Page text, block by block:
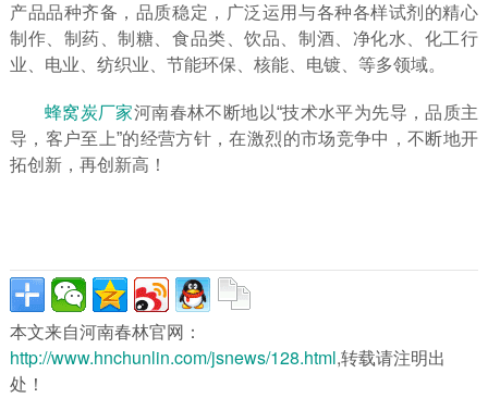
产品品种齐备，品质稳定，广泛运用与各种各样试剂的精心
制作、制药、制糖、食品类、饮品、制酒、净化水、化工行
业、电业、纺织业、节能环保、核能、电镀、等多领域。
蜂窝炭厂家河南春林不断地以“技术水平为先导，品质主
导，客户至上”的经营方针，在激烈的市场竞争中，不断地开
拓创新，再创新高！
本文来自河南春林官网：
http://www.hnchunlin.com/jsnews/128.html,转载请注明出
处！